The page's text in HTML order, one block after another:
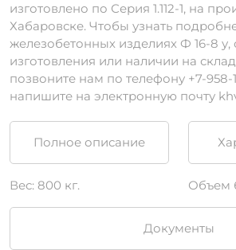
изготовлено по Серия 1.112-1, на
Хабаровске. Чтобы узнать
железобетонных изделиях Ф 16-8 у,
изготовления или наличии на
позвоните нам по телефону +7-958-
напишите на электронную почту
Полное описание
Вес: 800 кг. Объем
Документы